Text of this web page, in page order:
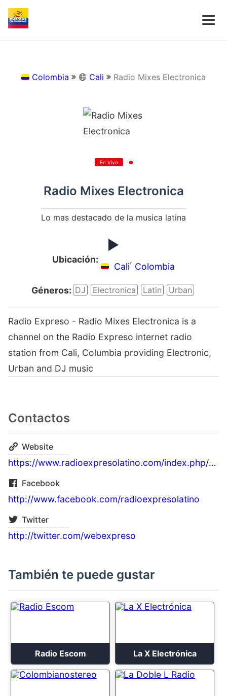
Colombia Cali Radio Mixes Electronica
En Vivo
Radio Mixes Electronica
Lo mas destacado de la musica latina
Ubicación:
Cali
,
Colombia
Géneros: DJ Electronica Latin Urban
Radio Expreso - Radio Mixes Electronica is a
channel on the Radio Expreso internet radio
station from Cali, Columbia providing Electronic,
Urban and DJ music
Contactos
Website
https://www.radioexpresolatino.com/index.php/radiomixes
Facebook
http://www.facebook.com/radioexpresolatino
Twitter
http://twitter.com/webexpreso
También te puede gustar
Radio Escom La X Electrónica